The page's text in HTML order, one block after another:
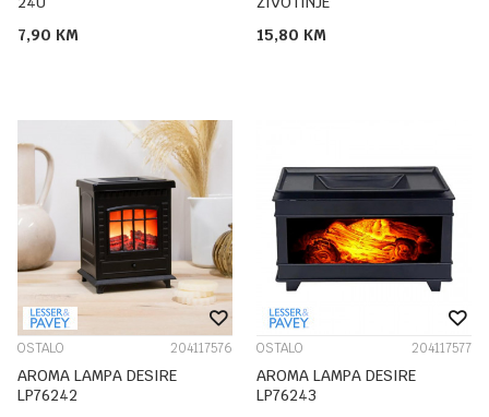
7,90 KM
15,80 KM
OSTALO 204117576
AROMA LAMPA DESIRE
LP76242
OSTALO 204117577
AROMA LAMPA DESIRE
LP76243